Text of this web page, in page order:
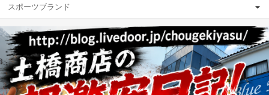
スポーツブランド